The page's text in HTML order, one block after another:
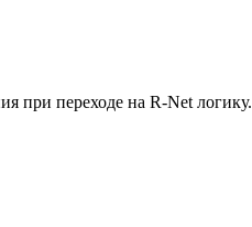
при переходе на R-Net логику.